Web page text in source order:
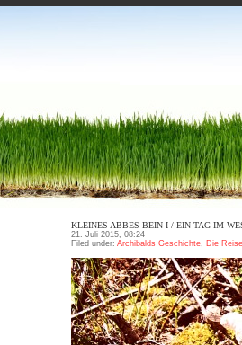
KLEINES ABBES BEIN I / EIN TAG IM
21. Juli 2015, 08:24
Filed under: Archibalds Geschichte, Die